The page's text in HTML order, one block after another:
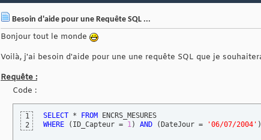
Besoin d'aide pour une Requête SQL ...
Bonjour tout le monde
Voilà, j'ai besoin d'aide pour une une requête SQL que je
Requête :
Code :
1
2
SELECT * FROM
WHERE
( ID_Capteur = 1) AND ( DateJour = '06/07/2004' )